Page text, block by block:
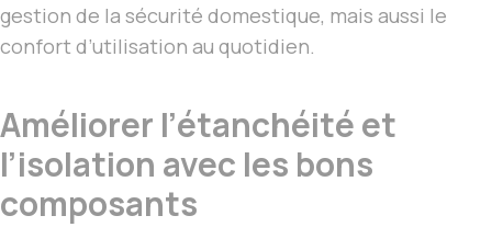
gestion de la sécurité domestique, mais aussi le
confort d’utilisation au quotidien.
Améliorer l’étanchéité et
l’isolation avec les bons
composants